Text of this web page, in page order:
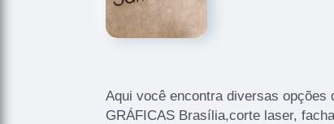
Aqui você encontra diversas
GRÁFICAS Brasília,corte laser,